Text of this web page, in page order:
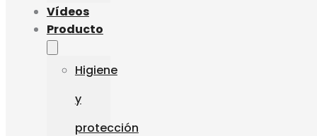
Vídeos
Producto
Higiene
y
protección